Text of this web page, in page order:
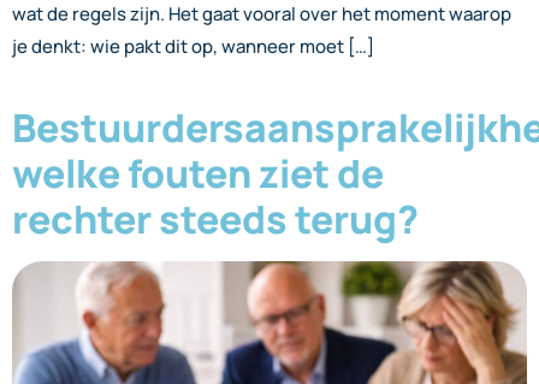
wat de regels zijn. Het gaat vooral over het moment waarop
je denkt: wie pakt dit op, wanneer moet […]
welke fouten ziet de
rechter steeds terug?